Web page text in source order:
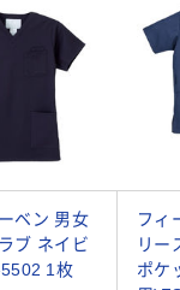
ベン 男女
ブ ネイビ
1枚
フィ
リー
ポケ